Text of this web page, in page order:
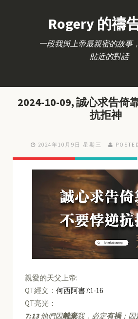
Rogery 的禱
一段我與上帝最親密的故事
貼近的對話
2024-10-09, 誠心求告倚
抗拒神
2024年10月9日 星期三
親愛的天父上帝:
QT經文：何西阿書7:1-16
QT亮光：
7:13他們因離棄我，必定有禍；因